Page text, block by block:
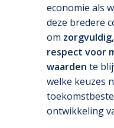
economie als
deze bredere
om
respect voor
waarden te
welke keuzes
ontwikkeling